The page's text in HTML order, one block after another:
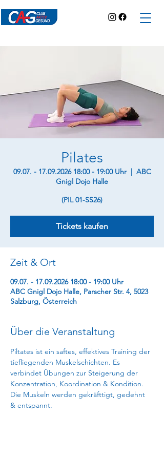
Pilates
09.07. - 17.09.2026 18:00 - 19:00 Uhr
  |
ABC
Gnigl Dojo Halle
(PIL 01-SS26)
Tickets kaufen
Zeit & Ort
09.07. - 17.09.2026 18:00 - 19:00 Uhr
ABC Gnigl Dojo Halle, Parscher Str. 4, 5023
Salzburg, Österreich
Über die Veranstaltung
Piltates ist ein saftes, effektives Training der
tiefliegenden Muskelschichten. Es
verbindet Übungen zur Steigerung der
Konzentration, Koordination & Kondition.
Die Muskeln werden gekräfttigt, gedehnt
& entspannt.